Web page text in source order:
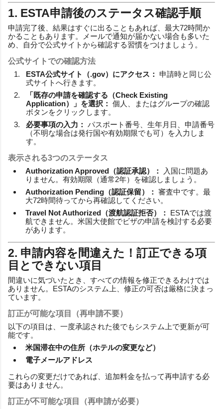
1. ESTA申請後のステータス確認手順
申請完了後、結果はすぐに出ることもあれば、最大72時間か
かることもあります。メールで通知が届かない場合も多いた
め、自分で公式サイトから確認する習慣をつけましょう。
公式サイトでの確認方法
ESTA公式サイト（.gov）にアクセス：
申請時と同じ公
式サイトへ行きます。
「既存の申請を確認する（Check Existing
Application）」を選択： 個人、またはグループの確認
ボタンをクリックします。
必要事項の入力： パスポート番号、生年月日、申請番号
（不明な場合は発行国や有効期限でも可）を入力しま
す。
表示される3つのステータス
Authorization Approved（認証承認）：
入国に問題あ
りません。有効期限（通常2年）を確認しましょう。
Authorization Pending（認証保留）： 審査中です。最
大72時間待ってから再確認してください。
Travel Not Authorized（渡航認証拒否）：
ESTAでは渡
航できません。米国大使館でビザの申請を検討する必要
があります。
2. 申請内容を間違えた！訂正できる項
目とできない項目
間違いに気づいたとき、すべての情報を修正できるわけでは
ありません。ESTAのシステム上、修正の可否は厳格に決まっ
ています。
訂正が可能な項目（再申請不要）
以下の項目は、一度承認された後でもシステム上で更新が可
能です。
米国滞在中の住所（ホテルの変更など）
電子メールアドレス
これらの変更だけであれば、追加料金を払って再申請する必
要はありません。
訂正が不可能な項目（再申請が必要）